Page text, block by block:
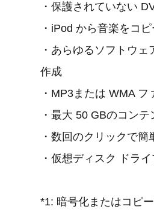
・保護されていない
・iPod から音楽をコ
・あらゆるソフトウ
作成
・MP3または WMA
・最大 50 GBのコン
・数回のクリックで
・仮想ディスク ドラ
*1: 暗号化またはコピ